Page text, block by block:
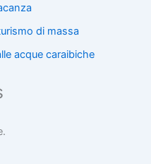
di massa
acque caraibiche